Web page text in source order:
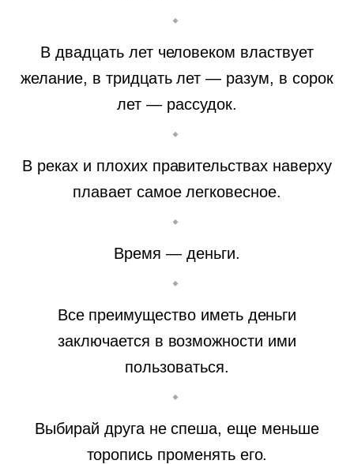
В двадцать лет человеком властвует
желание, в тридцать лет — разум, в сорок
лет — рассудок.
В реках и плохих правительствах наверху
плавает самое легковесное.
Время — деньги.
Все преимущество иметь деньги
заключается в возможности ими
пользоваться.
Выбирай друга не спеша, еще меньше
торопись променять его.